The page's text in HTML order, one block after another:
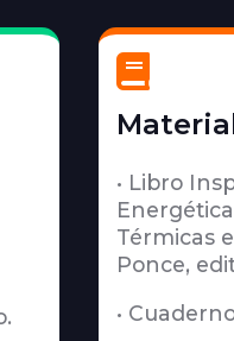

• Libro
Térmicas
Ponce,
•